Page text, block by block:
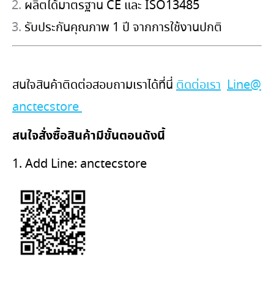
ผลิตได้มาตรฐาน CE และ ISO13485
รับประกันคุณภาพ 1 ปี จากการใช้งานปกติ
สนใจสินค้าติดต่อสอบถามเราได้ที่นี่ ติดต่อเรา Line@
anctecstore
สนใจสั่งซื้อสินค้ามีขั้นตอนดังนี้
1. Add Line: anctecstore